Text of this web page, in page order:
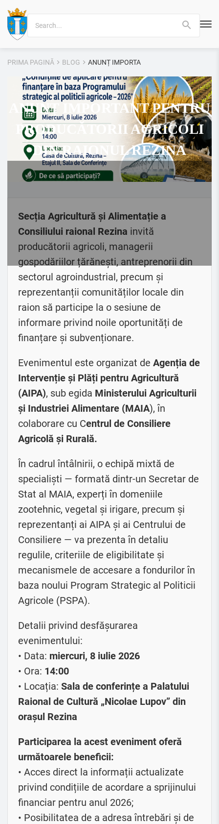
Search
for:
PRIMA PAGINĂ BLOG ANUNȚ IMPORTANT PENTRU
ANUNȚ IMPORTANT PENTRU
PRODUCĂTORII AGRICOLI
DIN RAIONUL REZINA
Secția Agricultură și Alimentație a
Consiliului raional Rezina invită
producătorii agricoli, managerii
gospodăriilor țărănești, antreprenorii din
sectorul agroindustrial, precum și
reprezentanții comunităților locale din
raion să participe la o sesiune de
informare privind noile oportunități de
finanțare și subvenționare.
Evenimentul este organizat deAgenția de
Intervenție și Plăți pentru Agricultură
(AIPA), sub egida Ministerului Agriculturii
și Industriei Alimentare (MAIA), în
colaborare cu Centrul de Consiliere
Agricolă și Rurală.
În cadrul întâlnirii, o echipă mixtă de
specialiști — formată dintr-un Secretar de
Stat al MAIA, experți în domeniile
zootehnic, vegetal și irigare, precum și
reprezentanți ai AIPA și ai Centrului de
Consiliere — va prezenta în detaliu
regulile, criteriile de eligibilitate și
mecanismele de accesare a fondurilor în
baza noului Program Strategic al Politicii
Agricole (PSPA).
Detalii privind desfășurarea
evenimentului:
• Data: miercuri, 8 iulie 2026
• Ora: 14:00
• Locația:Sala de conferințe a Palatului
Raional de Cultură „Nicolae Lupov” din
orașul Rezina
Participarea la acest eveniment oferă
următoarele beneficii:
• Acces direct la informații actualizate
privind condițiile de acordare a sprijinului
financiar pentru anul 2026;
• Posibilitatea de a adresa întrebări și de